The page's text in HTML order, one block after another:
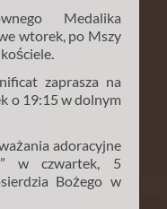
Medalika
wtorek, po Mszy
zaprasza na
o 19:15 w dolnym
adoracyjne
w czwartek, 5
Bożego w